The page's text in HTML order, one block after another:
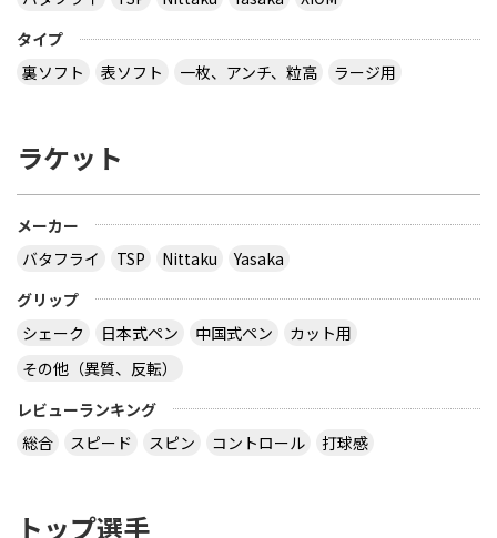
タイプ
裏ソフト
表ソフト 一枚、アンチ、粒高 ラージ用
ラケット
メーカー
バタフライ
TSP Nittaku
Yasaka
グリップ
シェーク
日本式ペン 中国式ペン
カット用
その他（異質、反転）
レビューランキング
総合
スピード スピン コントロール 打球感
トップ選手